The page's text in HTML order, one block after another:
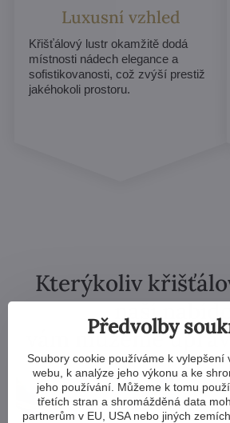
Luxusní vzhled
Křišťálový lustr okamžitě dodá
místnosti nádech elegance a
sofistikovanosti, což zvýší prestiž
jakéhokoli prostoru.
Kterýkoliv
naší
vám můžeme
Předvolby
Soubory cookie používáme k vylepšení
webu, k analýze jeho výkonu a ke
jeho používání. Můžeme k tomu
třetích stran a shromážděná data
partnerům v EU, USA nebo jiných